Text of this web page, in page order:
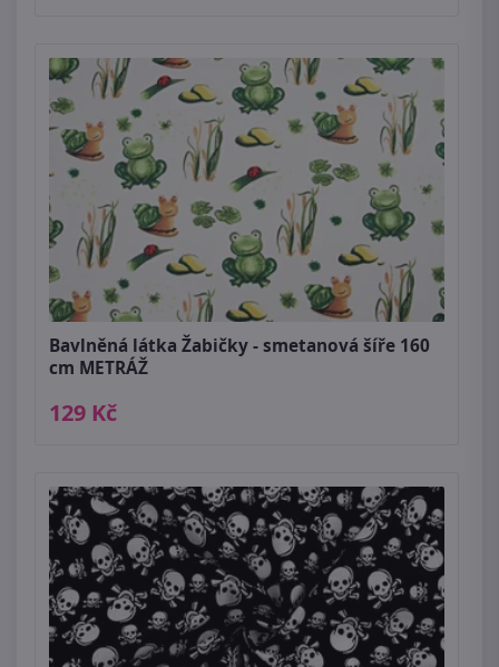
Bavlněná látka Žabičky - smetanová šíře 160
cm METRÁŽ
129 Kč